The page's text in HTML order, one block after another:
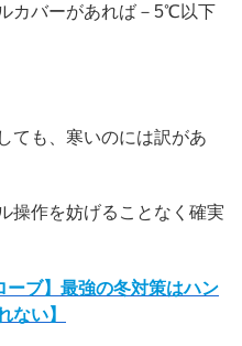
カバーがあれば－5℃以下
ても、寒いのには訳があ
操作を妨げることなく確実
ーブ】最強の冬対策はハン
ない】